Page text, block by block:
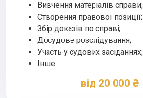
Вивчення матеріалів справи;
Створення правової позиції;
Збір доказів по справі;
Досудове розслідування;
Участь у судових засіданнях;
Інше.
від 20 000 ₴